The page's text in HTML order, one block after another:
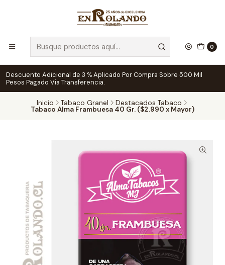
0
Descuento Adicional de 3 % Aplicado Por Compra Sobre 500 Mil
Pesos Pagado Via Transferencia.
Inicio Tabaco Granel Destacados Tabaco
Tabaco Alma Frambuesa 40 Gr. ($2.990 x Mayor)